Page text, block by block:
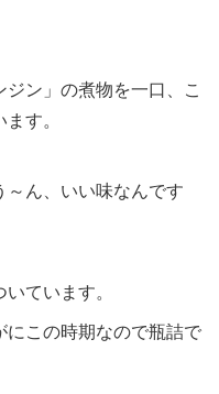
ン」の煮物を一口、こ
す。
～ん、いい味なんです
ています。
にこの時期なので瓶詰で